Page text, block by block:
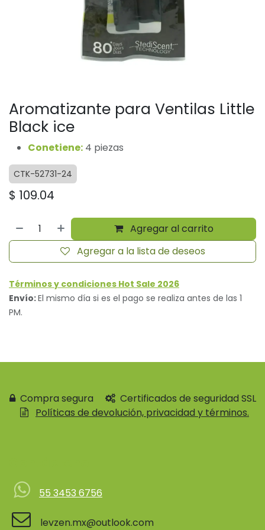
Aromatizante para Ventilas Little
Black ice
Conetiene: 4 piezas
CTK-52731-24
$ 109.04
Agregar al carrito
Agregar a la lista de deseos
Términos y condiciones Hot Sale 2026
Envío:El mismo día si es el pago se realiza antes de las 1
PM.
Compra segura
Certificados de seguridad SSL
Políticas de devolución, privacidad y términos.
55 3453 6756
levzen.mx@outlook.com